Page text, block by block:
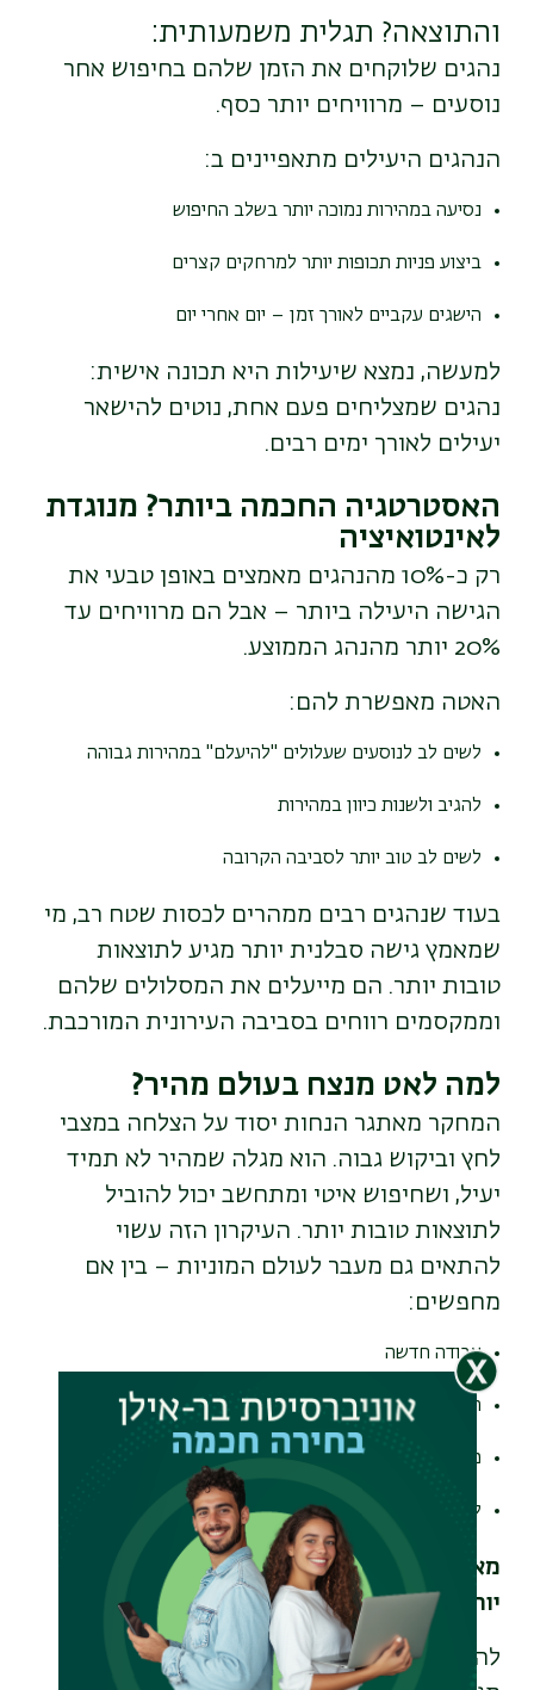
והתוצאה? תגלית משמעותית:
נהגים שלוקחים את הזמן שלהם בחיפוש אחר
נוסעים – מרוויחים יותר כסף.
הנהגים היעילים מתאפיינים ב:
נסיעה במהירות נמוכה יותר בשלב החיפוש
ביצוע פניות תכופות יותר למרחקים קצרים
הישגים עקביים לאורך זמן – יום אחרי יום
למעשה, נמצא שיעילות היא תכונה אישית:
נהגים שמצליחים פעם אחת, נוטים להישאר
יעילים לאורך ימים רבים.
האסטרטגיה החכמה ביותר? מנוגדת
לאינטואיציה
רק כ-10% מהנהגים מאמצים באופן טבעי את
הגישה היעילה ביותר – אבל הם מרוויחים עד
20% יותר מהנהג הממוצע.
האטה מאפשרת להם:
לשים לב לנוסעים שעלולים "להיעלם" במהירות גבוהה
להגיב ולשנות כיוון במהירות
לשים לב טוב יותר לסביבה הקרובה
בעוד שנהגים רבים ממהרים לכסות שטח רב, מי
שמאמץ גישה סבלנית יותר מגיע לתוצאות
טובות יותר. הם מייעלים את המסלולים שלהם
וממקסמים רווחים בסביבה העירונית המורכבת.
למה לאט מנצח בעולם מהיר?
המחקר מאתגר הנחות יסוד על הצלחה במצבי
לחץ וביקוש גבוה. הוא מגלה שמהיר לא תמיד
יעיל, ושחיפוש איטי ומתחשב יכול להוביל
לתוצאות טובות יותר. העיקרון הזה עשוי
להתאים גם מעבר לעולם המוניות – בין אם
מחפשים:
עבודה חדשה
הזדמנויות עסקיות
מידע באינטרנט
לקוחות בשוק תחרותי
מאמץ ממוקד ומכוון מניב לרוב תוצאות טובות
יותר ממהירות.
להשלכות של המחקר יש משמעות בתחומים